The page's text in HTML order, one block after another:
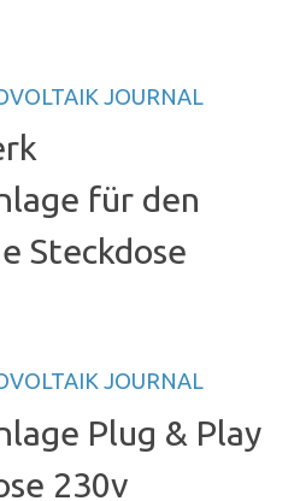
JOURNAL
für den
Steckdose
JOURNAL
Plug & Play
230v